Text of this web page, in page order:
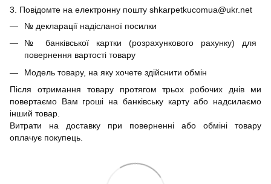
3. Повідомте на електронну пошту shkarpetkucomua@ukr.net
№ декларації надісланої посилки
№ банківської картки (розрахункового рахунку) для
повернення вартості товару
Модель товару, на яку хочете здійснити обмін
Після отримання товару протягом трьох робочих днів ми
повертаємо Вам гроші на банківську карту або надсилаємо
інший товар.
Витрати на доставку при поверненні або обміні товару
оплачує покупець.